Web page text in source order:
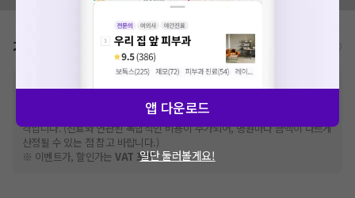
가격표 비급여/급여 진료란?
※비급여 항목의 경우,추가비용 등으로 실제 가격과 상이할 수 있으니, 정확
한 가격은 해당 의료기관에 직접 문의해주세요.
건강보험심사평가원에 고지되어 있는 급여 진료 기준 가
격입니다. (진료와 연관된 복합적인 비용이 추가되어, 병원마다 금액이 다르게
산정될 수 있는 점 참고 바랍니다.)
※ 이벤트가, 할인가는VAT 포함
앱 다운로드
일단 둘러볼게요!